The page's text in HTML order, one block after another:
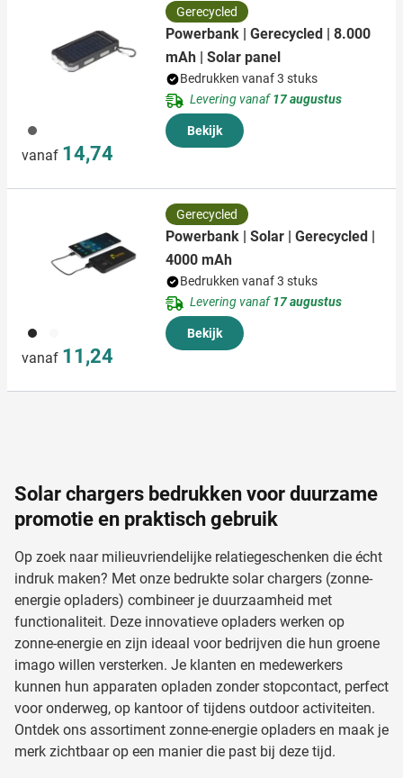
086
vanaf 14,74
Gerecycled
Powerbank | Gerecycled | 8.000
mAh | Solar panel
Bedrukken vanaf 3 stuks
Levering vanaf17 augustus
Bekijk
001
vanaf 11,24
Gerecycled
Powerbank | Solar | Gerecycled |
4000 mAh
Bedrukken vanaf 3 stuks
Levering vanaf17 augustus
Bekijk
Solar chargers bedrukken voor duurzame
promotie en praktisch gebruik
Op zoek naar milieuvriendelijke relatiegeschenken die écht
indruk maken? Met onze bedrukte solar chargers (zonne-
energie opladers) combineer je duurzaamheid met
functionaliteit. Deze innovatieve opladers werken op
zonne-energie en zijn ideaal voor bedrijven die hun groene
imago willen versterken. Je klanten en medewerkers
kunnen hun apparaten opladen zonder stopcontact, perfect
voor onderweg, op kantoor of tijdens outdoor activiteiten.
Ontdek ons assortiment zonne-energie opladers en maak je
merk zichtbaar op een manier die past bij deze tijd.